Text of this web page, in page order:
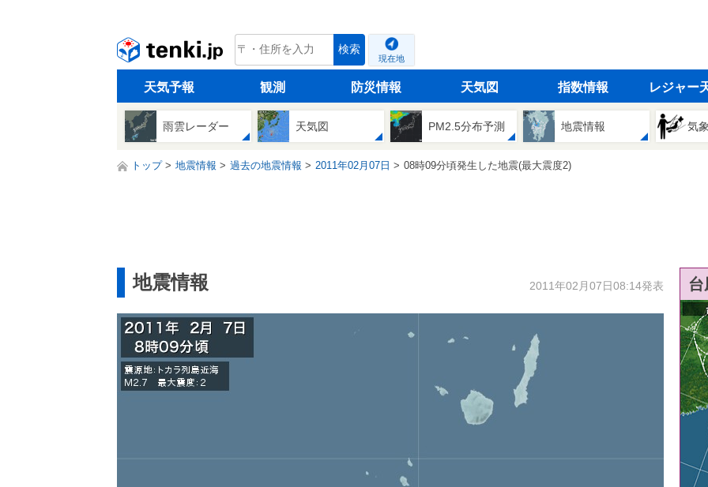
tenki.jp 検索
現在地
天気予報 観測 防災情報 天気図 指数情報 レジャー
雨雲レーダー 天気図 PM2.5分布予測 地震情報 気
トップ 地震情報 過去の地震情報 2011年02月07日 08時09分頃発生した地震(最大震度2)
地震情報 2011年02月07日08:14発表